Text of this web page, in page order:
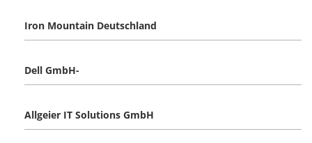
Iron Mountain Deutschland
Dell GmbH-
Allgeier IT Solutions GmbH